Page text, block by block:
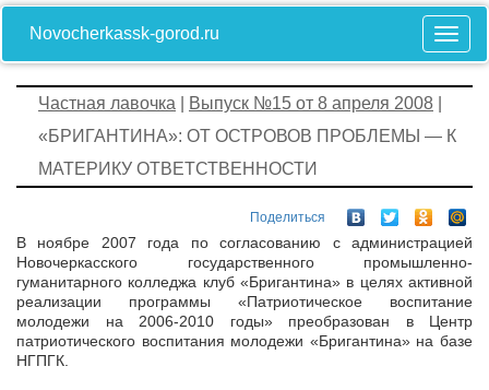
Novocherkassk-gorod.ru
Частная лавочка Выпуск №15 от 8 апреля 2008
«БРИГАНТИНА»: ОТ ОСТРОВОВ ПРОБЛЕМЫ — К
МАТЕРИКУ ОТВЕТСТВЕННОСТИ
Поделиться
В ноябре 2007 года по согласованию с администрацией
Новочеркасского государственного промышленно-
гуманитарного колледжа клуб «Бригантина» в целях активной
реализации программы «Патриотическое воспитание
молодежи на 2006-2010 годы» преобразован в Центр
патриотического воспитания молодежи «Бригантина» на базе
НГПГК.